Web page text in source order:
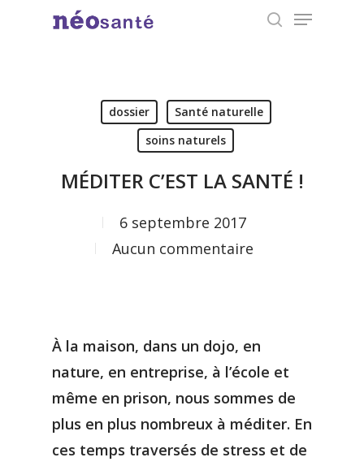
Menu
dossier
Santé naturelle
soins naturels
MÉDITER C’EST LA SANTÉ !
6 septembre 2017
Aucun commentaire
À la maison, dans un dojo, en
nature, en entreprise, à l’école et
même en prison, nous sommes de
plus en plus nombreux à méditer. En
ces temps traversés de stress et de